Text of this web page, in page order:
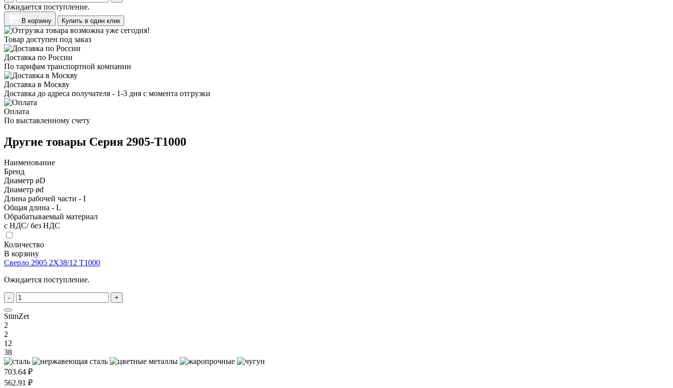
Ожидается поступление.
В корзину Купить в один клик
Товар доступен под заказ
Доставка по России
По тарифам транспортной компании
Доставка в Москву
Доставка до адреса получателя - 1-3 дня с момента отгрузки
Оплата
По выставленному счету
Другие товары Серия 2905-T1000
Наименование
Бренд
Диаметр øD
Диаметр ød
Длина рабочей части - I
Общая длина - L
Обрабатываемый материал
с НДС/ без НДС
Количество
В корзину
Сверло 2905 2X38/12 T1000
Ожидается поступление.
- +
StimZet
2
2
12
38
703.64 ₽
562.91 ₽